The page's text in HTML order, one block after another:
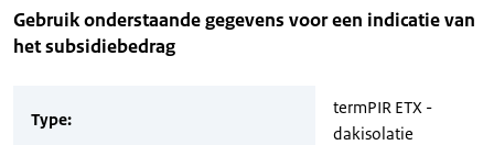
Gebruik onderstaande gegevens voor een indicatie van
het subsidiebedrag
Type:
termPIR ETX -
dakisolatie